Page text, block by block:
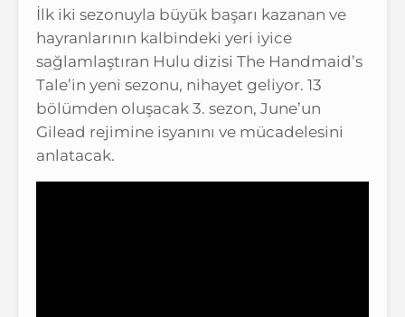
İlk iki sezonuyla büyük başarı kazanan ve
hayranlarının kalbindeki yeri iyice
sağlamlaştıran Hulu dizisi The Handmaid’s
Tale’in yeni sezonu, nihayet geliyor. 13
bölümden oluşacak 3. sezon, June’un
Gilead rejimine isyanını ve mücadelesini
anlatacak.